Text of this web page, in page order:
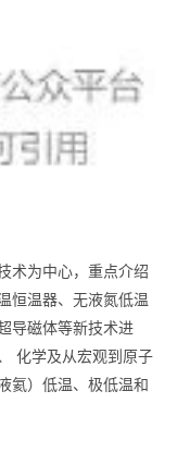
术为中心，重点介绍
恒温器、无液氮低温
导磁体等新技术进
化学及从宏观到原子
氦）低温、极低温和